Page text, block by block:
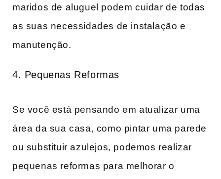
maridos de aluguel podem cuidar de todas
as suas necessidades de instalação e
manutenção.
4. Pequenas Reformas
Se você está pensando em atualizar uma
área da sua casa, como pintar uma parede
ou substituir azulejos, podemos realizar
pequenas reformas para melhorar o